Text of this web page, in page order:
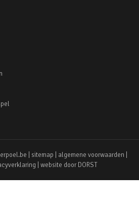
| sitemap algemene voorwaarden
| website door DORST